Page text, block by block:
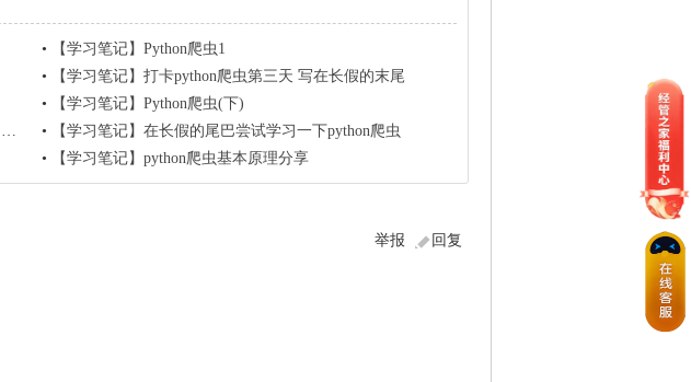
•
【学习笔记】Python爬虫1
•
【学习笔记】打卡python爬虫第三天 写在长假的末尾
•
【学习笔记】Python爬虫(下)
•
【学习笔记】在长假的尾巴尝试学习一下python爬虫
• 【学习笔记】python爬虫基本原理分享
回复
举报